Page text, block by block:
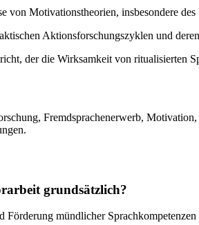
von Motivationstheorien, insbesondere
Aktionsforschungszyklen und
der die Wirksamkeit von ritualisierten
Fremdsprachenerwerb,
grundsätzlich?
mündlicher